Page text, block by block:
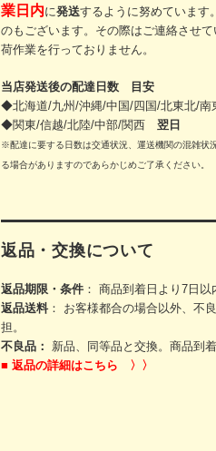
業日内に発送するように努めています
のもございます。その際はご連絡させて
荷作業を行っておりません。
当店発送後の配達日数 目安
◆北海道/九州/沖縄/中国/四国/北東北/南
◆関東/信越/北陸/中部/関西 翌日
※配達に要する日数は交通状況、運送機関の混雑状
る場合がありますのであらかじめご了承ください。
返品・交換について
返品期限・条件 ： 商品到着日より7日以
返品送料： お客様都合の場合以外、不
担。
不良品：
新品、同等品と交換。商品到
■ 返品の詳細はこちら 〉〉